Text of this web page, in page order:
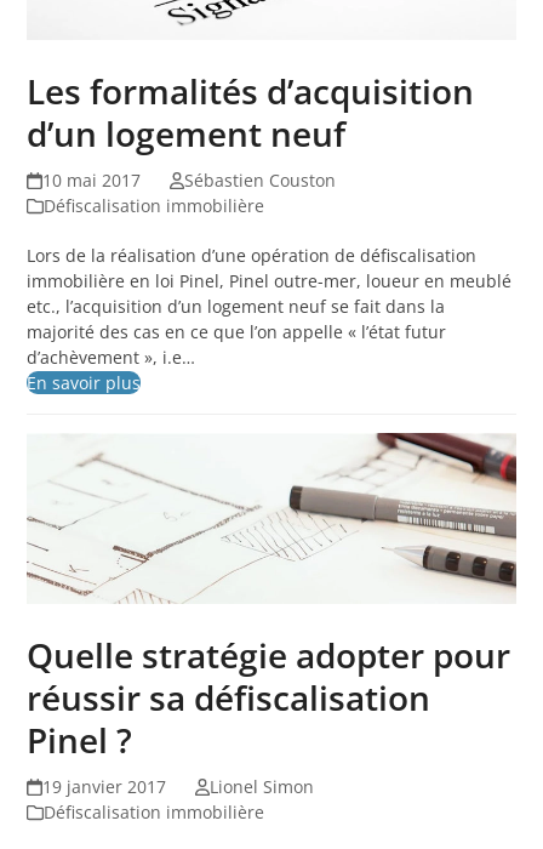
Les formalités d’acquisition
d’un logement neuf
10 mai 2017
Sébastien Couston
Défiscalisation immobilière
Lors de la réalisation d’une opération de défiscalisation
immobilière en loi Pinel, Pinel outre-mer, loueur en meublé
etc., l’acquisition d’un logement neuf se fait dans la
majorité des cas en ce que l’on appelle « l’état futur
d’achèvement », i.e…
En savoir plus
Quelle stratégie adopter pour
réussir sa défiscalisation
Pinel ?
19 janvier 2017
Lionel Simon
Défiscalisation immobilière